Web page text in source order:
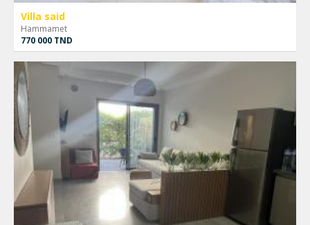
Villa said
Hammamet
770 000 TND